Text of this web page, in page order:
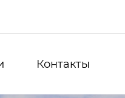
Контакты